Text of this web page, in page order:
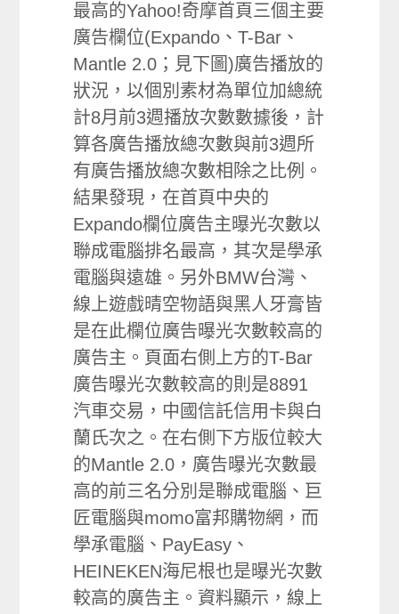
最高的Yahoo!奇摩首頁三個主要
廣告欄位(Expando、T-Bar、
Mantle 2.0；見下圖)廣告播放的
狀況，以個別素材為單位加總統
計8月前3週播放次數數據後，計
算各廣告播放總次數與前3週所
有廣告播放總次數相除之比例。
結果發現，在首頁中央的
Expando欄位廣告主曝光次數以
聯成電腦排名最高，其次是學承
電腦與遠雄。另外BMW台灣、
線上遊戲晴空物語與黑人牙膏皆
是在此欄位廣告曝光次數較高的
廣告主。頁面右側上方的T-Bar
廣告曝光次數較高的則是8891
汽車交易，中國信託信用卡與白
蘭氏次之。在右側下方版位較大
的Mantle 2.0，廣告曝光次數最
高的前三名分別是聯成電腦、巨
匠電腦與momo富邦購物網，而
學承電腦、PayEasy、
HEINEKEN海尼根也是曝光次數
較高的廣告主。資料顯示，線上